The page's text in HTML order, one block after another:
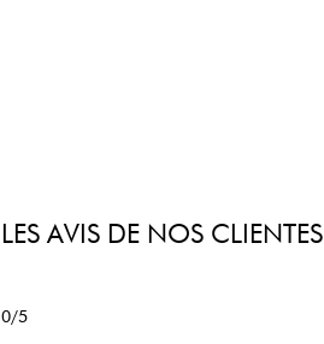
LES AVIS DE NOS CLIENTES
0/5